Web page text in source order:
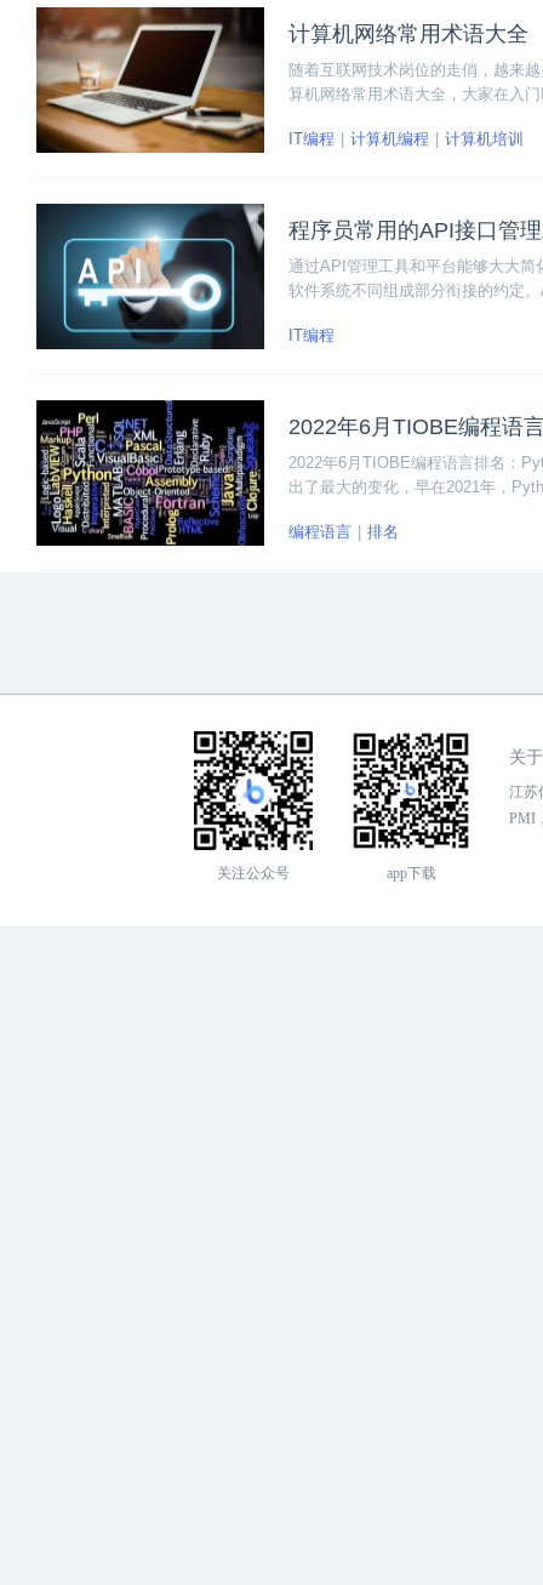
计算机网络常用术语大全
随着互联网技术岗位的走俏，越来
算机网络常用术语大全，大家在入
IT编程
计算机编程 计算机培训
程序员常用的API接口管
通过API管理工具和平台能够大大
软件系统不同组成部分衔接的约定
IT编程
2022年6月TIOBE编程语
2022年6月TIOBE编程语言排名：
出了最大的变化，早在2021年，
编程语言 排名
关注公众号 app下载
关
江苏
PMI